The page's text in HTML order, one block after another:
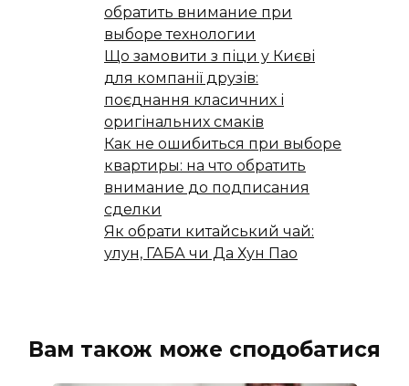
обратить внимание при
выборе технологии
Що замовити з піци у Києві
для компанії друзів:
поєднання класичних і
оригінальних смаків
Как не ошибиться при выборе
квартиры: на что обратить
внимание до подписания
сделки
Як обрати китайський чай:
улун, ГАБА чи Да Хун Пао
Вам також може сподобатися